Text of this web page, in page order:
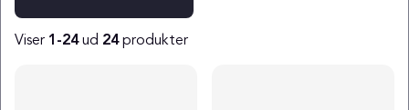
Viser 1-24ud 24produkter